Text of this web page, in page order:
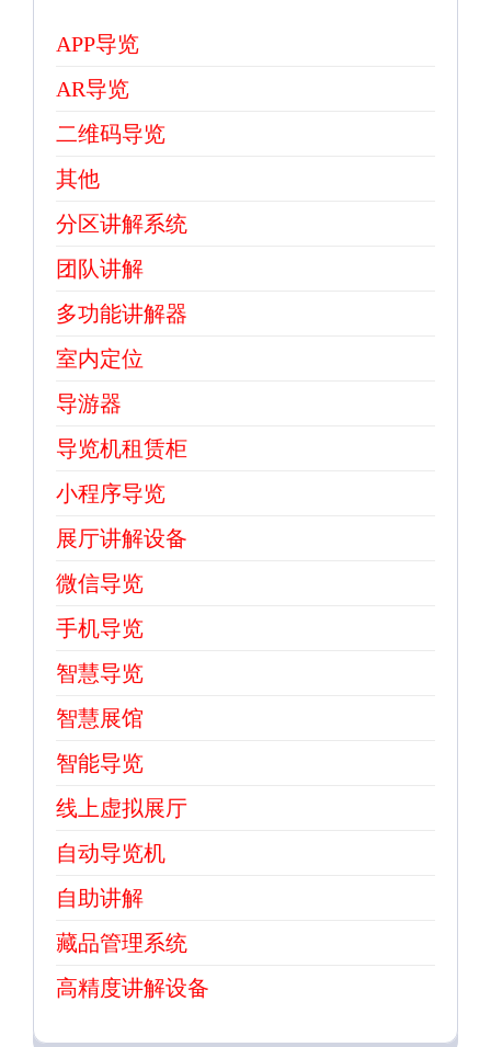
APP导览
AR导览
二维码导览
其他
分区讲解系统
团队讲解
多功能讲解器
室内定位
导游器
导览机租赁柜
小程序导览
展厅讲解设备
微信导览
手机导览
智慧导览
智慧展馆
智能导览
线上虚拟展厅
自动导览机
自助讲解
藏品管理系统
高精度讲解设备